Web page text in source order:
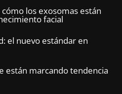
los exosomas están
facial
el nuevo estándar en
están marcando tendencia